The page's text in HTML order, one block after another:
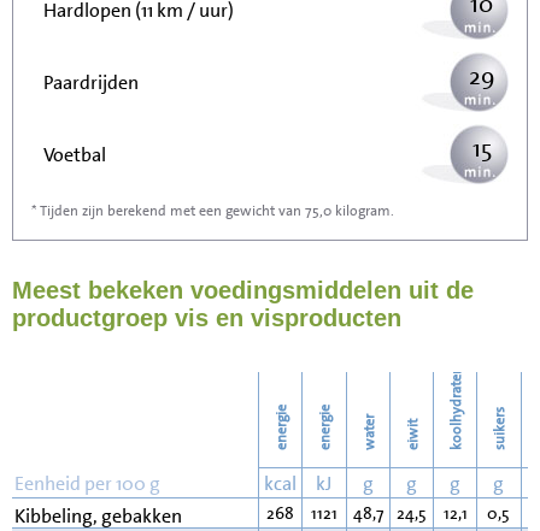
Hardlopen (11 km / uur)
Paardrijden 29
Voetbal 15
Stofzuigen
Strijken 50
57
* Tijden zijn berekend met een gewicht van 75,0 kilogram.
Meest bekeken voedingsmiddelen uit de
productgroep vis en visproducten
energie energie water eiwit koolhydraten suikers
Eenheid per 100 g kcal kJ g g g g
Kibbeling, gebakken
268 1121 48,7 24,5 12,1 0,5